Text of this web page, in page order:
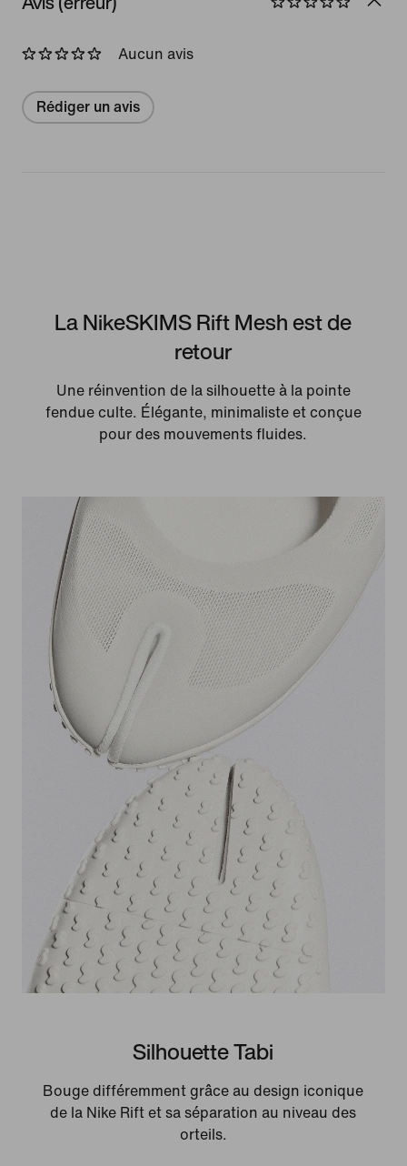
Aucun avis
Rédiger un avis
La NikeSKIMS Rift Mesh est de
retour
Une réinvention de la silhouette à la pointe
fendue culte. Élégante, minimaliste et conçue
pour des mouvements fluides.
Silhouette Tabi
Bouge différemment grâce au design iconique
de la Nike Rift et sa séparation au niveau des
orteils.